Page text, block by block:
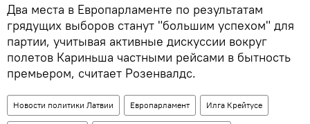
Два места в Европарламенте по результатам
грядущих выборов станут "большим успехом" для
партии, учитывая активные дискуссии вокруг
полетов Кариньша частными рейсами в бытность
премьером, считает Розенвалдс.
Новости политики Латвии Европарламент Илга Крейтусе